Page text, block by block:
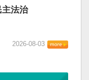
法治
2026-08-03